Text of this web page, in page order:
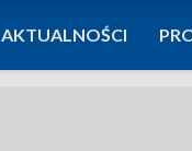
AKTUALNOŚCI